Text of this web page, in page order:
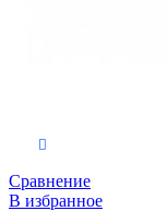
Сравнение
В избранное